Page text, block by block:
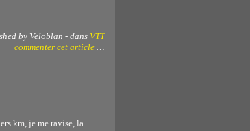
by Veloblan - dans VTT
commenter cet article …
km, je me ravise, la